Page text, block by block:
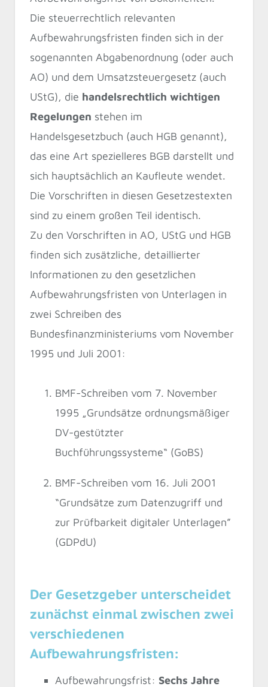
Die steuerrechtlich relevanten
Aufbewahrungsfristen finden sich in der
sogenannten Abgabenordnung (oder auch
AO) und dem Umsatzsteuergesetz (auch
UStG), die handelsrechtlich wichtigen
Regelungen stehen im
Handelsgesetzbuch (auch HGB genannt),
das eine Art spezielleres BGB darstellt und
sich hauptsächlich an Kaufleute wendet.
Die Vorschriften in diesen Gesetzestexten
sind zu einem großen Teil identisch.
Zu den Vorschriften in AO, UStG und HGB
finden sich zusätzliche, detaillierter
Informationen zu den gesetzlichen
Aufbewahrungsfristen von Unterlagen in
zwei Schreiben des
Bundesfinanzministeriums vom November
1995 und Juli 2001:
BMF-Schreiben vom 7. November
1995 „Grundsätze ordnungsmäßiger
DV-gestützter
Buchführungssysteme“ (GoBS)
BMF-Schreiben vom 16. Juli 2001
“Grundsätze zum Datenzugriff und
zur Prüfbarkeit digitaler Unterlagen”
(GDPdU)
Der Gesetzgeber unterscheidet
zunächst einmal zwischen zwei
verschiedenen
Aufbewahrungsfristen:
Aufbewahrungsfrist: Sechs Jahre